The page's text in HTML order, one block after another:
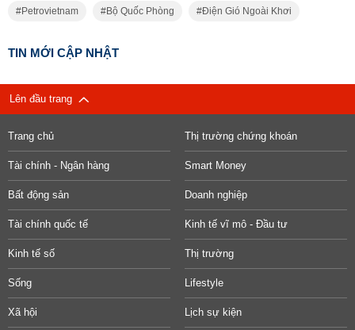
Petrovietnam Bộ Quốc Phòng Điện Gió Ngoài Khơi
TIN MỚI CẬP NHẬT
Lên đầu trang
Trang chủ Thị trường chứng khoán
Tài chính - Ngân hàng Smart Money
Bất động sản Doanh nghiệp
Tài chính quốc tế Kinh tế vĩ mô - Đầu tư
Kinh tế số Thị trường
Sống Lifestyle
Xã hội Lịch sự kiện